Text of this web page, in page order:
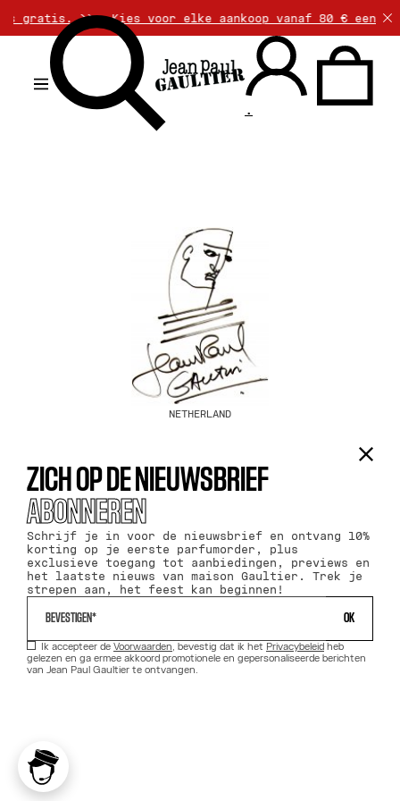
is gratis. >> Kies voor elke aankoop vanaf 80 € een
.
NETHERLAND
ZICH OP DE NIEUWSBRIEF
ABONNEREN
Schrijf je in voor de nieuwsbrief en ontvang 10%
korting op je eerste parfumorder, plus
exclusieve toegang tot aanbiedingen, previews en
het laatste nieuws van maison Gaultier. Trek je
strepen aan, het feest kan beginnen!
OK
Ik accepteer de Voorwaarden, bevestig dat ik het Privacybeleid heb
gelezen en ga ermee akkoord promotionele en gepersonaliseerde berichten
van Jean Paul Gaultier te ontvangen.